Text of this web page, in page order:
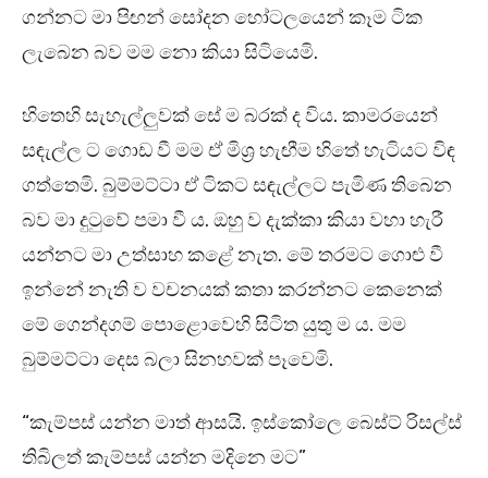
ගන්නට මා පිඟන් සෝදන හෝටලයෙන් කෑම ටික
ලැබෙන බව මම නො කියා සිටියෙමි.
හිතෙහි සැහැල්ලුවක් සේ ම බරක් ද විය. කාමරයෙන්
සඳැල්ල ට ගොඩ වී මම ඒ මිශ්‍ර හැඟීම හිතේ හැටියට විඳ
ගත්තෙමි. බුම්මට්ටා ඒ ටිකට සඳැල්ලට පැමිණ තිබෙන
බව මා දුටුවේ පමා වී ය. ඔහු ව දැක්කා කියා වහා හැරී
යන්නට මා උත්සාහ කළේ නැත. මේ තරමට ගොළු වී
ඉන්නේ නැති ව වචනයක් කතා කරන්නට කෙනෙක්
මේ ගෙන්දගම් පොළොවෙහි සිටිත යුතු ම ය. මම
බුම්මට්ටා දෙස බලා සිනහවක් පෑවෙමි.
“කැම්පස් යන්න මාත් ආසයි. ඉස්කෝලෙ බෙස්ට් රිසල්ස්
තිබිලත් කැම්පස් යන්න මදිනෙ මට”